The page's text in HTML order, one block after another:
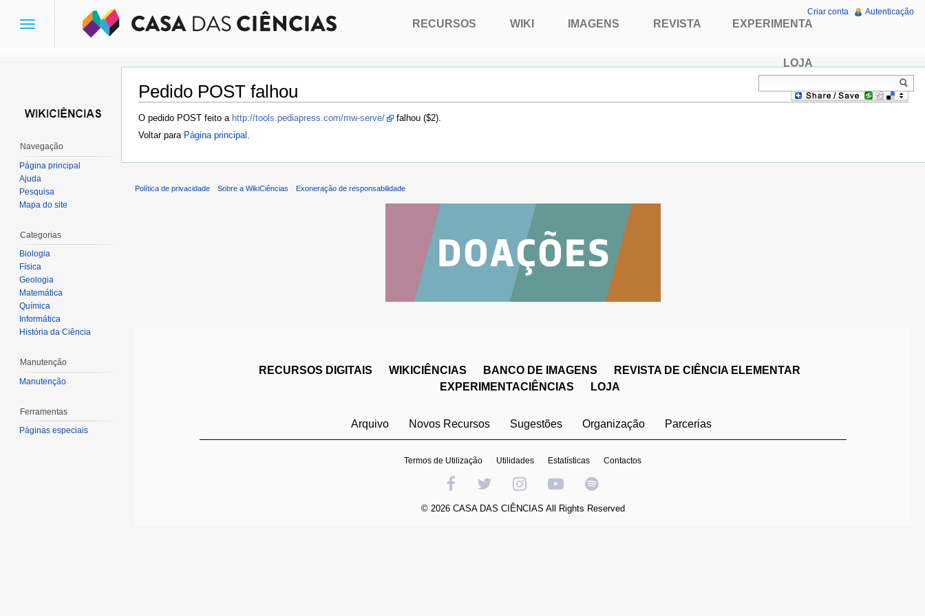
Pedido POST falhou
Ir para:navegação,pesquisa
O pedido POST feito a http://tools.pediapress.com/mw-serve/
falhou ($2).
Voltar para Página principal
Toggle
RECURSOS WIKI IMAGENS REVISTA EXPERIMENTA
LOJA
Criar conta Autenticação
Navegação
Página principal
Ajuda
Pesquisa
Mapa do site
Categorias
Biologia
Física
Geologia
Matemática
Química
Informática
História da Ciência
Manutenção
Manutenção
Ferramentas
Páginas especiais
Política de privacidade Sobre a WikiCiências Exoneração de responsabilidade
RECURSOS DIGITAIS WIKICIÊNCIAS BANCO DE IMAGENS
REVISTA DE CIÊNCIA ELEMENTAR
EXPERIMENTACIÊNCIAS
LOJA
Arquivo Novos Recursos Sugestões Organização Parcerias
Termos de Utilização Utilidades Estatísticas Contactos
© 2026 CASA DAS CIÊNCIAS All Rights Reserved